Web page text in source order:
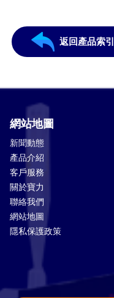
返回產品索引
網站地圖
新聞動態
產品介紹
客戶服務
關於寶力
聯絡我們
網站地圖
隱私保護政策